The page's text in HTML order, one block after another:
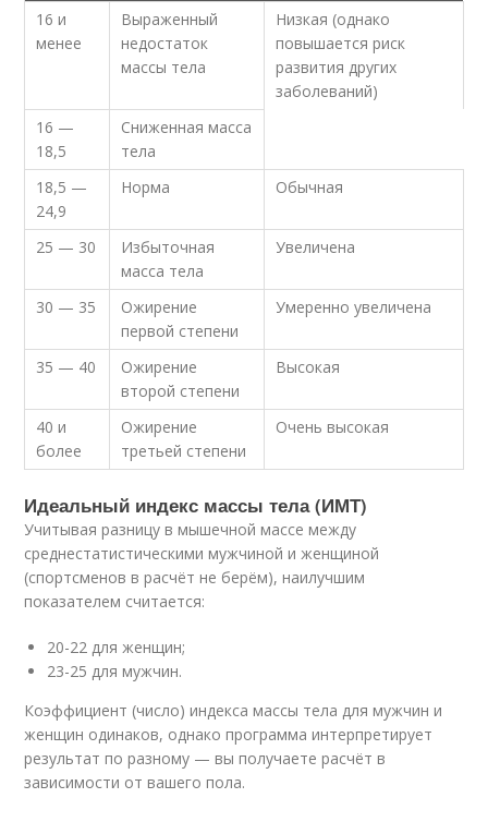
16 и
менее
Выраженный
недостаток
массы тела
Низкая (однако
повышается риск
развития других
заболеваний)
16 —
18,5
Сниженная масса
тела
18,5 —
24,9
Норма Обычная
25 — 30
Избыточная
масса тела
Увеличена
30 — 35
Ожирение
первой степени
Умеренно увеличена
35 — 40
Ожирение
второй степени
Высокая
40 и
более
Ожирение
третьей степени
Очень высокая
Идеальный индекс массы тела (ИМТ)
Учитывая разницу в мышечной массе между
среднестатистическими мужчиной и женщиной
(спортсменов в расчёт не берём), наилучшим
показателем считается:
20-22 для женщин;
23-25 для мужчин.
Коэффициент (число) индекса массы тела для мужчин и
женщин одинаков, однако программа интерпретирует
результат по разному — вы получаете расчёт в
зависимости от вашего пола.